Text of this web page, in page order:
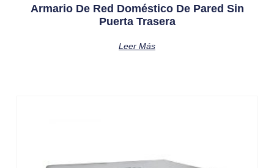
Armario De Red Doméstico De Pared Sin
Puerta Trasera
Leer Más